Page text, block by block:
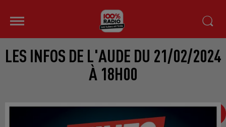
LES INFOS DE L'AUDE DU 21/02/2024
À 18H00